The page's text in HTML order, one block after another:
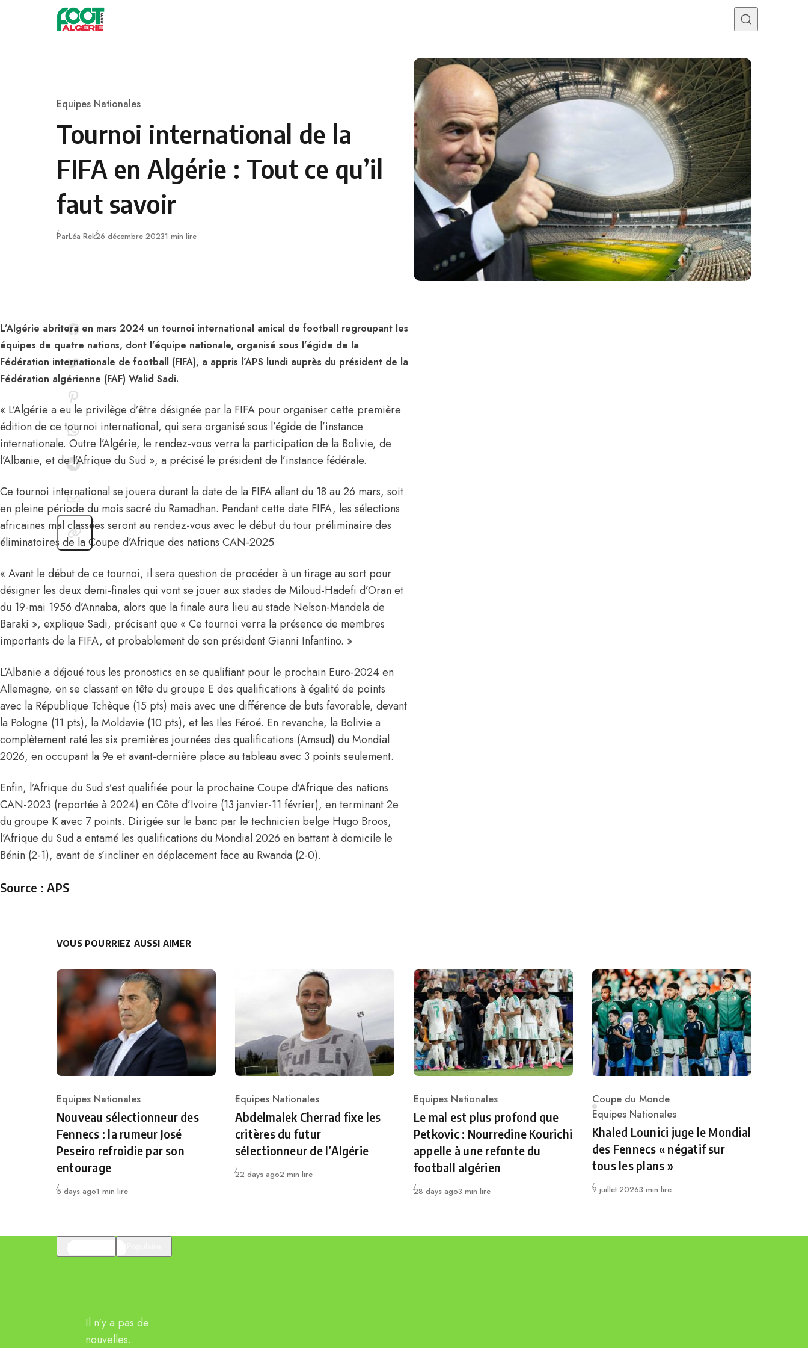
Skip to content
Category
Equipes Nationales
Tournoi international de la
FIFA en Algérie : Tout ce qu’il
faut savoir
ParLéa RekPublié
26 décembre 20231 min lire
L’Algérie abritera en mars 2024 un tournoi international amical de football regroupant les
équipes de quatre nations, dont l’équipe nationale, organisé sous l’égide de la
Fédération internationale de football (FIFA), a appris l’APS lundi auprès du président de la
Fédération algérienne (FAF) Walid Sadi.
« L’Algérie a eu le privilège d’être désignée par la FIFA pour organiser cette première
édition de ce tournoi international, qui sera organisé sous l’égide de l’instance
internationale. Outre l’Algérie, le rendez-vous verra la participation de la Bolivie, de
l’Albanie, et de l’Afrique du Sud », a précisé le président de l’instance fédérale.
Ce tournoi international se jouera durant la date de la FIFA allant du 18 au 26 mars, soit
en pleine période du mois sacré du Ramadhan. Pendant cette date FIFA, les sélections
africaines mal classées seront au rendez-vous avec le début du tour préliminaire des
éliminatoires de la Coupe d’Afrique des nations CAN-2025
« Avant le début de ce tournoi, il sera question de procéder à un tirage au sort pour
désigner les deux demi-finales qui vont se jouer aux stades de Miloud-Hadefi d’Oran et
du 19-mai 1956 d’Annaba, alors que la finale aura lieu au stade Nelson-Mandela de
Baraki », explique Sadi, précisant que « Ce tournoi verra la présence de membres
importants de la FIFA, et probablement de son président Gianni Infantino. »
L’Albanie a déjoué tous les pronostics en se qualifiant pour le prochain Euro-2024 en
Allemagne, en se classant en tête du groupe E des qualifications à égalité de points
avec la République Tchèque (15 pts) mais avec une différence de buts favorable, devant
la Pologne (11 pts), la Moldavie (10 pts), et les Iles Féroé. En revanche, la Bolivie a
complètement raté les six premières journées des qualifications (Amsud) du Mondial
2026, en occupant la 9e et avant-dernière place au tableau avec 3 points seulement.
Enfin, l’Afrique du Sud s’est qualifiée pour la prochaine Coupe d’Afrique des nations
CAN-2023 (reportée à 2024) en Côte d’Ivoire (13 janvier-11 février), en terminant 2e
du groupe K avec 7 points. Dirigée sur le banc par le technicien belge Hugo Broos,
l’Afrique du Sud a entamé les qualifications du Mondial 2026 en battant à domicile le
Bénin (2-1), avant de s’incliner en déplacement face au Rwanda (2-0).
Source : APS
VOUS POURRIEZ AUSSI AIMER
Category
Equipes Nationales
Nouveau sélectionneur des
Fennecs : la rumeur José
Peseiro refroidie par son
entourage
Publié
5 days ago1 min lire
Category
Equipes Nationales
Abdelmalek Cherrad fixe les
critères du futur
sélectionneur de l’Algérie
Publié
22 days ago2 min lire
Category
Equipes Nationales
Le mal est plus profond que
Petkovic : Nourredine Kourichi
appelle à une refonte du
football algérien
Publié
28 days ago3 min lire
Category
Coupe du Monde
Equipes Nationales
Khaled Lounici juge le Mondial
des Fennecs « négatif sur
tous les plans »
Publié
9 juillet 20263 min lire
Il n'y a pas de
nouvelles.